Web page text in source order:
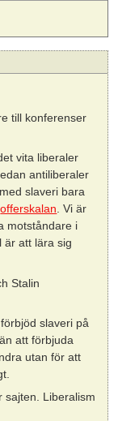
till konferenser
vita liberaler
antiliberaler
slaveri bara
offerskalan. Vi är
motståndare i
är att lära sig
Stalin
slaveri på
att förbjuda
utan för att
sajten. Liberalism